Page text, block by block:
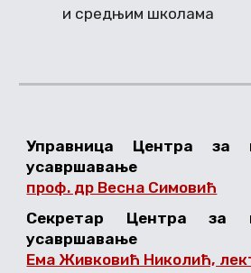
и средњим школама
Управница Центра за
усавршавање
проф. др Весна Симовић
Секретар Центра за
усавршавање
Ема Живковић Николић,